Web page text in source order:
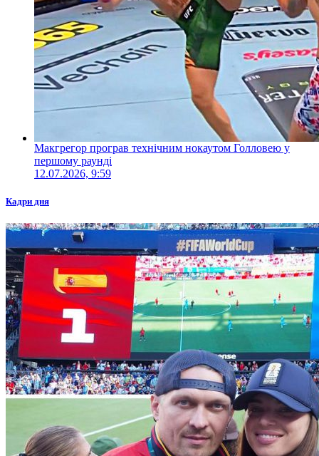
Макгрегор програв технічним нокаутом Голловею у
першому раунді
12.07.2026, 9:59
Кадри дня